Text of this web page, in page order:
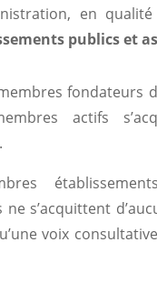
en
publics et
fondateurs
actifs
ne s’acquittent
voix